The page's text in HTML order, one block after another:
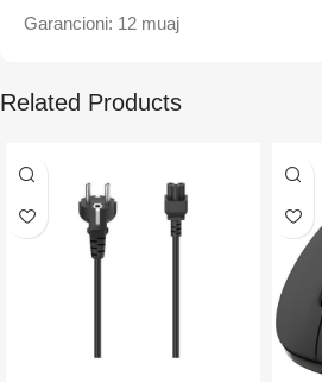
Garancioni: 12 muaj
Related Products